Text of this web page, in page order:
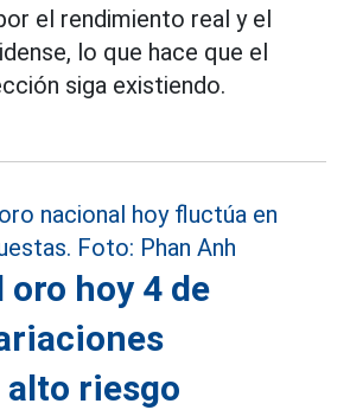
el rendimiento real y el
lo que hace que el
siga existiendo.
oro hoy 4 de
riesgo